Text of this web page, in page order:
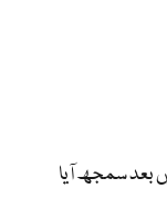
بعد سمجھ آیا